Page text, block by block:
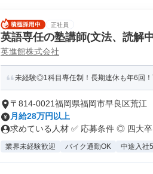
正社員
英語専任の塾講師(文法、読解
英進館株式会社
未経験◎1科目専任制！長期連休も年6回
〒814-0021福岡県福岡市早良区荒江
月給28万円以上
求めている人材 ✅ 応募条件 ◎ 四大
業界未経験歓迎 バイク通勤OK 中途入社